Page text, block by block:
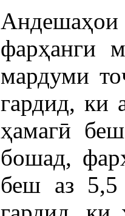
фарҳанги
мардуми
гардид, ки
ҳамагӣ
бошад,
беш аз 5,5